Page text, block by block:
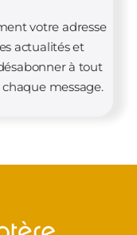
à tout
message.